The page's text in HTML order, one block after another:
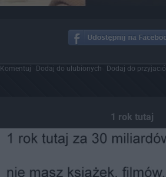
Komentuj Dodaj do ulubionych Dodaj do przyjaciół
1 rok tutaj